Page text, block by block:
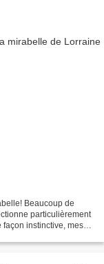
Beaucoup de
particulièrement
instinctive, mes